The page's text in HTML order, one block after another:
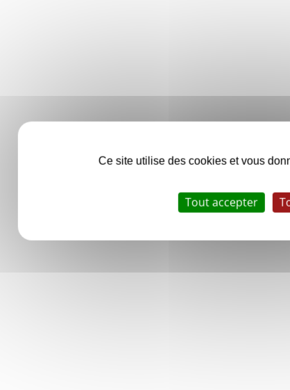
Ce site utilise des cookies et vous
Tout accepter